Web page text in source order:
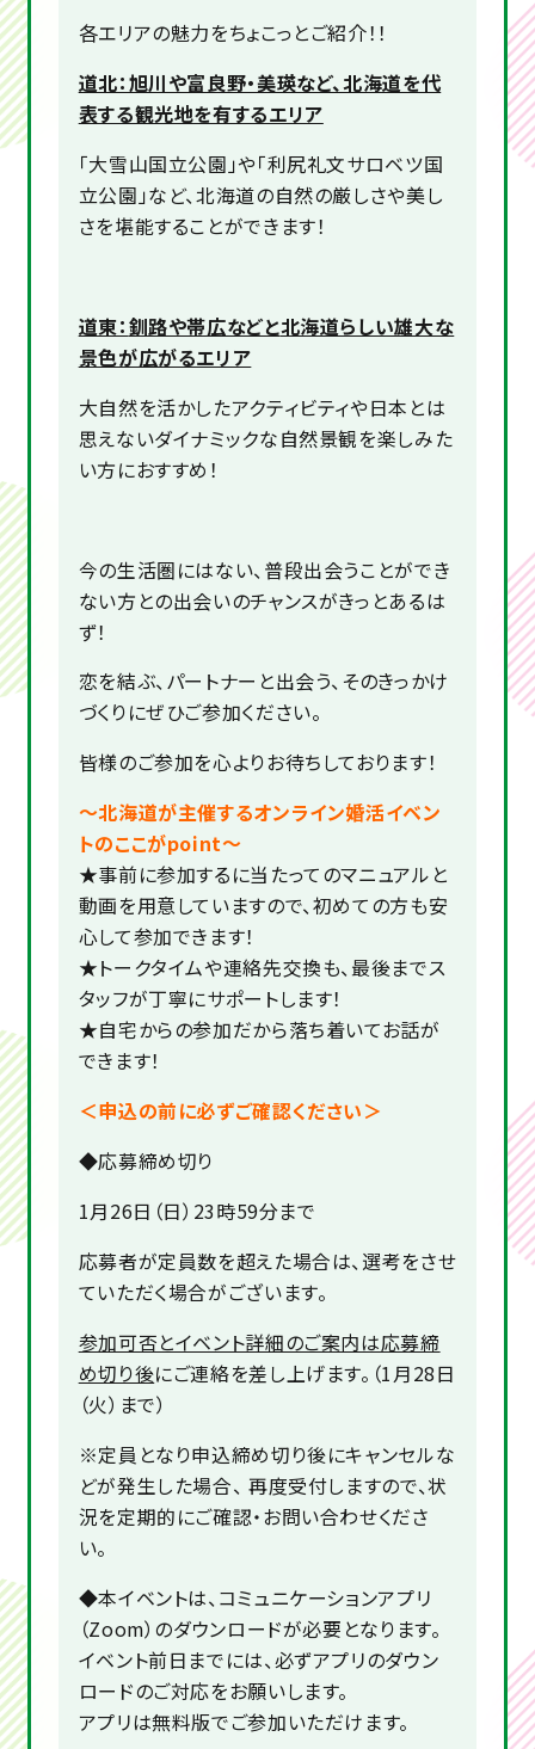
各エリアの魅力をちょこっとご紹介！！
道北：旭川や富良野・美瑛など、北海道を代
表する観光地を有するエリア
「大雪山国立公園」や「利尻礼文サロベツ国
立公園」など、北海道の自然の厳しさや美し
さを堪能することができます！
道東：釧路や帯広などと北海道らしい雄大な
景色が広がるエリア
大自然を活かしたアクティビティや日本とは
思えないダイナミックな自然景観を楽しみた
い方におすすめ！
今の生活圏にはない、普段出会うことができ
ない方との出会いのチャンスがきっとあるは
ず！
恋を結ぶ、パートナーと出会う、そのきっかけ
づくりにぜひご参加ください。
皆様のご参加を心よりお待ちしております！
～北海道が主催するオンライン婚活イベン
トのここがpoint～
★事前に参加するに当たってのマニュアルと
動画を用意していますので、初めての方も安
心して参加できます！
★トークタイムや連絡先交換も、最後までス
タッフが丁寧にサポートします！
★自宅からの参加だから落ち着いてお話が
できます！
＜申込の前に必ずご確認ください＞
◆応募締め切り
1月26日（日）23時59分まで
応募者が定員数を超えた場合は、選考をさせ
ていただく場合がございます。
参加可否とイベント詳細のご案内は応募締
め切り後にご連絡を差し上げます。（1月28日
（火）まで）
※定員となり申込締め切り後にキャンセルな
どが発生した場合、 再度受付しますので、状
況を定期的にご確認・お問い合わせくださ
い。
◆本イベントは、コミュニケーションアプリ
（Zoom）のダウンロードが必要となります。
イベント前日までには、必ずアプリのダウン
ロードのご対応をお願いします。
アプリは無料版でご参加いただけます。